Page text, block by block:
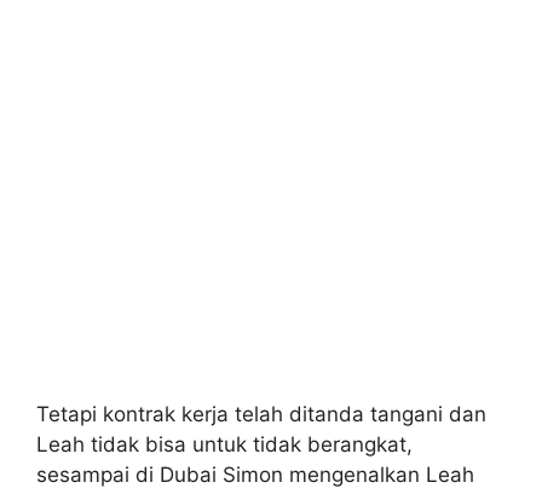
Tetapi kontrak kerja telah ditanda tangani dan
Leah tidak bisa untuk tidak berangkat,
sesampai di Dubai Simon mengenalkan Leah